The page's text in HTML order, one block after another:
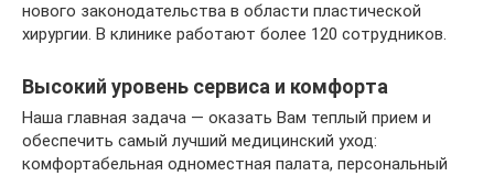
нового законодательства в области пластической
хирургии. В клинике работают более 120 сотрудников.
Высокий уровень сервиса и комфорта
Наша главная задача — оказать Вам теплый прием и
обеспечить самый лучший медицинский уход:
комфортабельная одноместная палата, персональный